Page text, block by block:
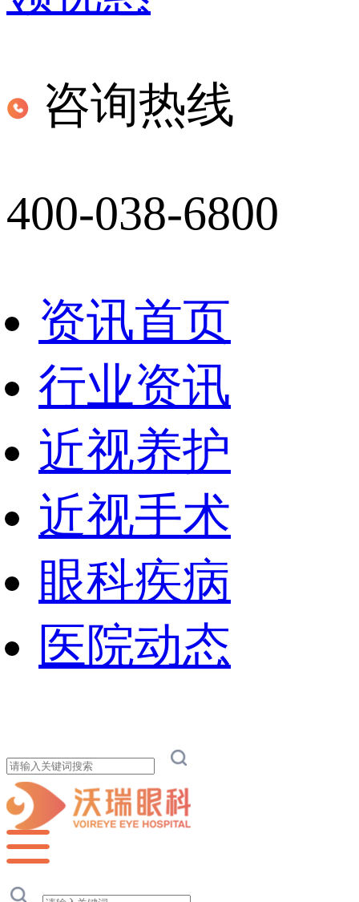
咨询热线
400-038-6800
资讯首页
行业资讯
近视养护
近视手术
眼科疾病
医院动态